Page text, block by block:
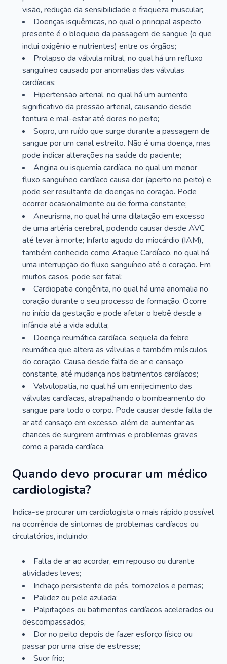
visão, redução da sensibilidade e fraqueza muscular;
Doenças isquêmicas, no qual o principal aspecto
presente é o bloqueio da passagem de sangue (o que
inclui oxigênio e nutrientes) entre os órgãos;
Prolapso da válvula mitral, no qual há um refluxo
sanguíneo causado por anomalias das válvulas
cardíacas;
Hipertensão arterial, no qual há um aumento
significativo da pressão arterial, causando desde
tontura e mal-estar até dores no peito;
Sopro, um ruído que surge durante a passagem de
sangue por um canal estreito. Não é uma doença, mas
pode indicar alterações na saúde do paciente;
Angina ou isquemia cardíaca, no qual um menor
fluxo sanguíneo cardíaco causa dor (aperto no peito) e
pode ser resultante de doenças no coração. Pode
ocorrer ocasionalmente ou de forma constante;
Aneurisma, no qual há uma dilatação em excesso
de uma artéria cerebral, podendo causar desde AVC
até levar à morte; Infarto agudo do miocárdio (IAM),
também conhecido como Ataque Cardíaco, no qual há
uma interrupção do fluxo sanguíneo até o coração. Em
muitos casos, pode ser fatal;
Cardiopatia congênita, no qual há uma anomalia no
coração durante o seu processo de formação. Ocorre
no início da gestação e pode afetar o bebê desde a
infância até a vida adulta;
Doença reumática cardíaca, sequela da febre
reumática que altera as válvulas e também músculos
do coração. Causa desde falta de ar e cansaço
constante, até mudança nos batimentos cardíacos;
Valvulopatia, no qual há um enrijecimento das
válvulas cardíacas, atrapalhando o bombeamento do
sangue para todo o corpo. Pode causar desde falta de
ar até cansaço em excesso, além de aumentar as
chances de surgirem arritmias e problemas graves
como a parada cardíaca.
Quando devo procurar um médico
cardiologista?
Indica-se procurar um cardiologista o mais rápido possível
na ocorrência de sintomas de problemas cardíacos ou
circulatórios, incluindo:
Falta de ar ao acordar, em repouso ou durante
atividades leves;
Inchaço persistente de pés, tornozelos e pernas;
Palidez ou pele azulada;
Palpitações ou batimentos cardíacos acelerados ou
descompassados;
Dor no peito depois de fazer esforço físico ou
passar por uma crise de estresse;
Suor frio;